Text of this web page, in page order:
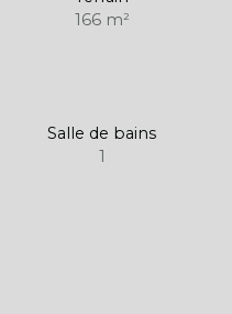
166 m²
Salle de bains
1